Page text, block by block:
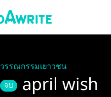
วรรณกรรมเยาวชน
จบ april wish